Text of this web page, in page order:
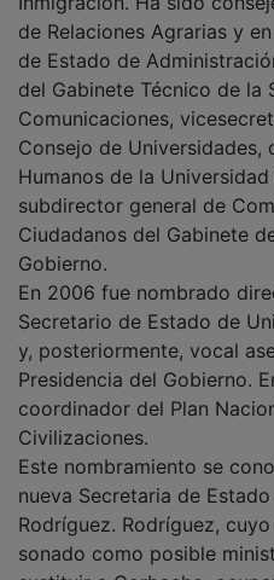
de Relaciones Agrarias y
de Estado de
del Gabinete Técnico de la
Comunicaciones,
Consejo de Universidades,
Humanos de la Universidad
subdirector general de
Ciudadanos del Gabinete
Gobierno.
En 2006 fue nombrado
Secretario de Estado de
y, posteriormente, vocal
Presidencia del Gobierno.
coordinador del Plan
Civilizaciones.
Este nombramiento se
nueva Secretaria de
Rodríguez. Rodríguez,
sonado como posible
sustituir a Corbacho,